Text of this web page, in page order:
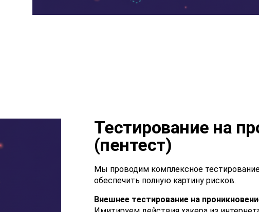
Тестирование на
(пентест)
Мы проводим комплексное
обеспечить полную картину рисков.
Внешнее тестирование на